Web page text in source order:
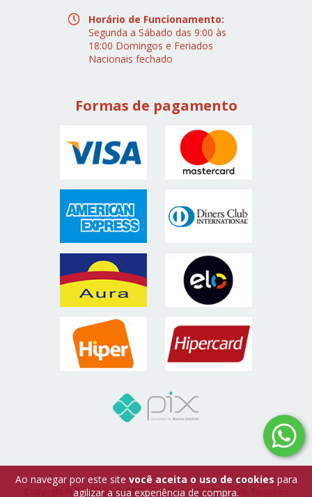
Ao navegar por este site você aceita o uso de cookies para
agilizar a sua experiência de compra.
Horário de Funcionamento:
Segunda a Sábado das 9:00 às
18:00 Domingos e Feriados
Nacionais fechado
Formas de pagamento
Copyright FLORA SILVA FLORES - 00695116000192 - 2026. Todos os